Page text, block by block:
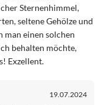
Sternenhimmel,
seltene Gehölze und
man einen solchen
behalten möchte,
Exzellent.
19.07.2024